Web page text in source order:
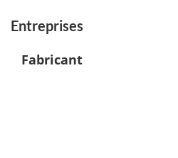
Entreprises
Fabricant